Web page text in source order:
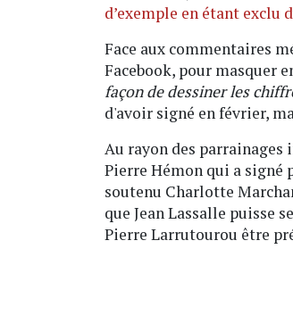
d’exemple en étant exclu
Face aux commentaires
Facebook, pour masquer
façon de dessiner les
d'avoir signé en février,
Au rayon des
Pierre Hémon qui a signé
soutenu Charlotte
que Jean Lassalle puisse
Pierre Larrutourou être